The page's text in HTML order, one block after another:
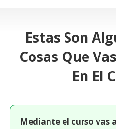
Estas Son
Cosas Que
En El
Mediante el curso vas